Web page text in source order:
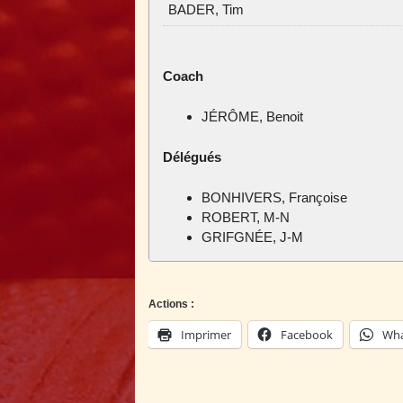
BADER, Tim
Coach
JÉRÔME, Benoit
Délégués
BONHIVERS, Françoise
ROBERT, M-N
GRIFGNÉE, J-M
Actions :
Imprimer Facebook